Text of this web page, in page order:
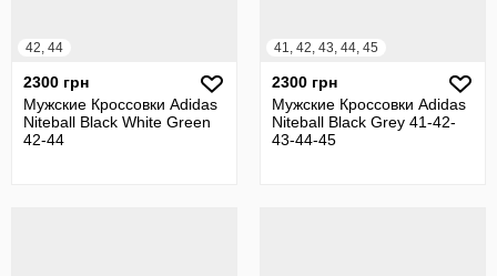
42, 44
2300 грн
Мужские Кроссовки Adidas
Niteball Black White Green
42-44
41, 42, 43, 44, 45
2300 грн
Мужские Кроссовки Adidas
Niteball Black Grey 41-42-
43-44-45